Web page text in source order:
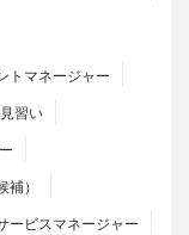
トマネージャー
習い
）
ービスマネージャー